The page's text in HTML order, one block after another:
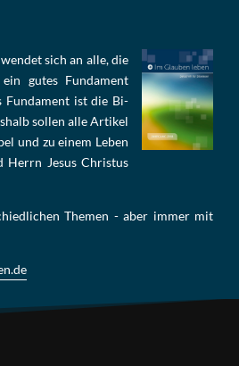
sich an alle, die
gu­tes Fun­da­ment
Fun­da­ment ist die Bi­
sol­len al­le Ar­ti­kel
und zu ei­nem Le­ben
Herrn Je­sus Chris­tus
Themen - aber immer mit